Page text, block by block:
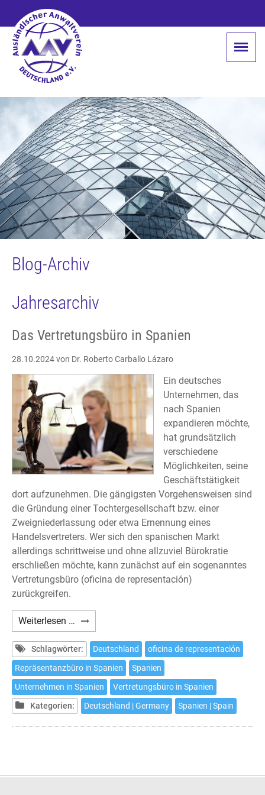
Blog-Archiv
Jahresarchiv
Das Vertretungsbüro in Spanien
28.10.2024von Dr. Roberto Carballo Lázaro
Ein deutsches
Unternehmen, das
nach Spanien
expandieren möchte,
hat grundsätzlich
verschiedene
Möglichkeiten, seine
Geschäftstätigkeit
dort aufzunehmen. Die gängigsten Vorgehensweisen sind
die Gründung einer Tochtergesellschaft bzw. einer
Zweigniederlassung oder etwa Ernennung eines
Handelsvertreters. Wer sich den spanischen Markt
allerdings schrittweise und ohne allzuviel Bürokratie
erschließen möchte, kann zunächst auf ein sogenanntes
Vertretungsbüro (oficina de representación)
zurückgreifen.
Weiterlesen … Das
Vertretungsbüro
in
Spanien
Schlagwörter: Deutschland
oficina de representación
Repräsentanzbüro in Spanien
Spanien
Unternehmen in Spanien
Vertretungsbüro in Spanien
Kategorien:
Deutschland | Germany Spanien | Spain